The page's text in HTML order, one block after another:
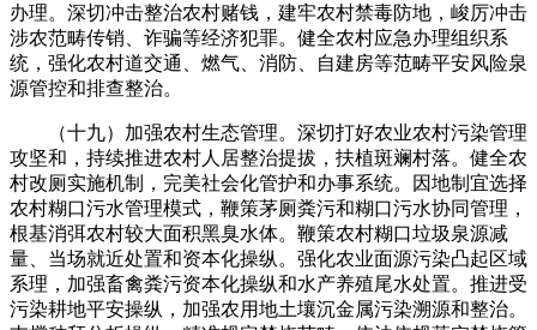
办理。深切冲击整治农村赌钱，建牢农村禁毒防地，峻厉冲击
涉农范畴传销、诈骗等经济犯罪。健全农村应急办理组织系
统，强化农村道交通、燃气、消防、自建房等范畴平安风险泉
源管控和排查整治。
（十九）加强农村生态管理。深切打好农业农村污染管理
攻坚和，持续推进农村人居整治提拔，扶植斑斓村落。健全农
村改厕实施机制，完美社会化管护和办事系统。因地制宜选择
农村糊口污水管理模式，鞭策茅厕粪污和糊口污水协同管理，
根基消弭农村较大面积黑臭水体。鞭策农村糊口垃圾泉源减
量、当场就近处置和资本化操纵。强化农业面源污染凸起区域
系理，加强畜禽粪污资本化操纵和水产养殖尾水处置。推进受
污染耕地平安操纵，加强农用地土壤沉金属污染溯源和整治。